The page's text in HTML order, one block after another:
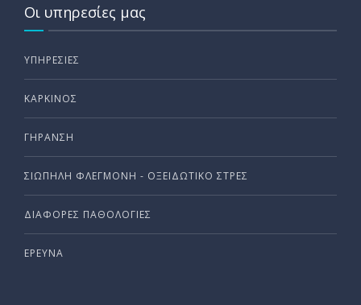
Οι υπηρεσίες μας
ΥΠΗΡΕΣΊΕΣ
ΚΑΡΚΊΝΟΣ
ΓΉΡΑΝΣΗ
ΣΙΩΠΗΛΗ ΦΛΕΓΜΟΝΗ - ΟΞΕΙΔΩΤΙΚΟ ΣΤΡΕΣ
ΔΙΆΦΟΡΕΣ ΠΑΘΟΛΟΓΊΕΣ
ΈΡΕΥΝΑ